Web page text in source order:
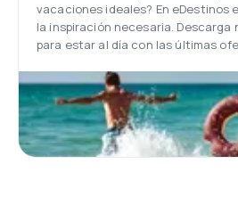
vacaciones ideales? En eDestinos
la inspiración necesaria. Descarga
para estar al día con las últimas